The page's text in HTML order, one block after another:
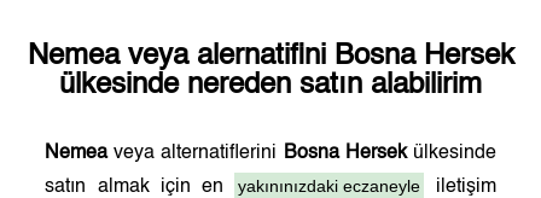
Nemeaveya alernatifini Bosna Hersek
ülkesinde nereden satın alabilirim
Nemeaveya alternatiflerini Bosna Hersekülkesinde
satın almak için en
yakınınızdaki eczaneyle
iletişim